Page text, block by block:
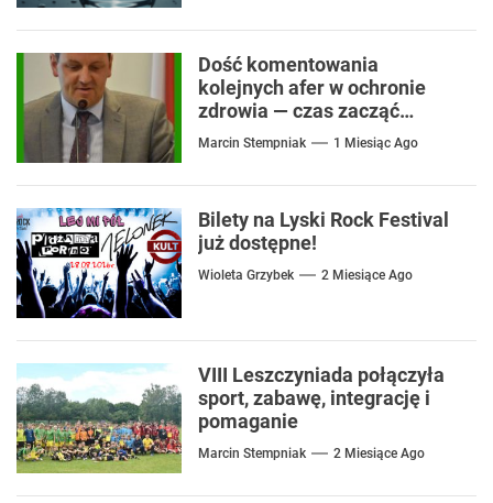
Dość komentowania
kolejnych afer w ochronie
zdrowia — czas zacząć
mówić o rozwiązaniach
Marcin Stempniak 1 Miesiąc Ago
Bilety na Lyski Rock Festival
już dostępne!
Wioleta Grzybek 2 Miesiące Ago
VIII Leszczyniada połączyła
sport, zabawę, integrację i
pomaganie
Marcin Stempniak 2 Miesiące Ago